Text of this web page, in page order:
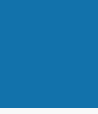
profil w
nasz profil w